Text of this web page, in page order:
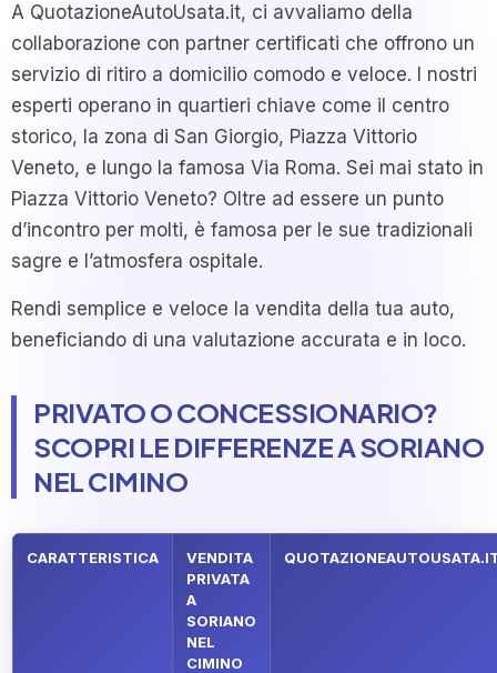
A QuotazioneAutoUsata.it, ci avvaliamo della
collaborazione con partner certificati che offrono un
servizio di ritiro a domicilio comodo e veloce. I nostri
esperti operano in quartieri chiave come il centro
storico, la zona di San Giorgio, Piazza Vittorio
Veneto, e lungo la famosa Via Roma. Sei mai stato in
Piazza Vittorio Veneto? Oltre ad essere un punto
d’incontro per molti, è famosa per le sue tradizionali
sagre e l’atmosfera ospitale.
Rendi semplice e veloce la vendita della tua auto,
beneficiando di una valutazione accurata e in loco.
PRIVATO O CONCESSIONARIO?
SCOPRI LE DIFFERENZE A SORIANO
NEL CIMINO
CARATTERISTICA
VENDITA
PRIVATA
A
SORIANO
NEL
CIMINO